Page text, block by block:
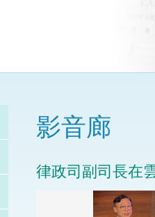
訴訟
網上爭議解決及法律科技
體育爭議解決先導計劃 “
影音廊
律政司副司長在